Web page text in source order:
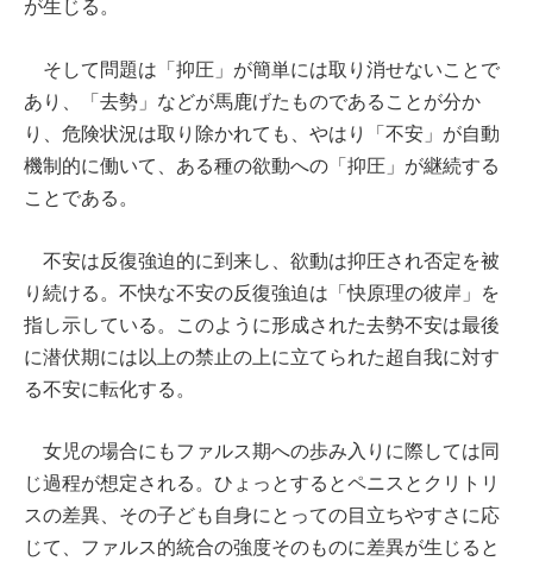
が生じる。
そして問題は「抑圧」が簡単には取り消せないことで
あり、「去勢」などが馬鹿げたものであることが分か
り、危険状況は取り除かれても、やはり「不安」が自動
機制的に働いて、ある種の欲動への「抑圧」が継続する
ことである。
不安は反復強迫的に到来し、欲動は抑圧され否定を被
り続ける。不快な不安の反復強迫は「快原理の彼岸」を
指し示している。このように形成された去勢不安は最後
に潜伏期には以上の禁止の上に立てられた超自我に対す
る不安に転化する。
女児の場合にもファルス期への歩み入りに際しては同
じ過程が想定される。ひょっとするとペニスとクリトリ
スの差異、その子ども自身にとっての目立ちやすさに応
じて、ファルス的統合の強度そのものに差異が生じると